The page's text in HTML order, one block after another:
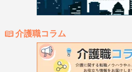
介護職コラム